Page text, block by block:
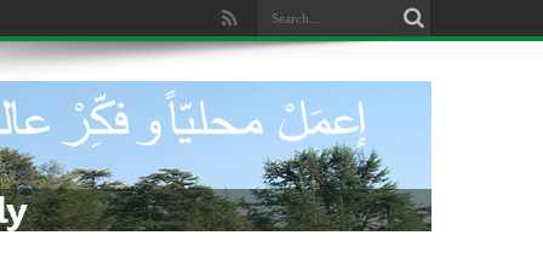
de tomar decisões decisivas